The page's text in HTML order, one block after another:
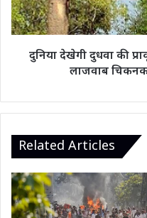
और
लखनऊ
की
लाजवाब
चिकनकारी…
दुनिया देखेगी दुधवा की
लाजवाब
Related Articles